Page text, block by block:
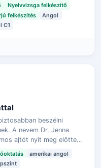
Nyelvvizsga felkészítő
felkészítés
Angol
C1
beszélni
A nevem Dr. Jenna
ajtót nyit meg előtted
amerikai angol